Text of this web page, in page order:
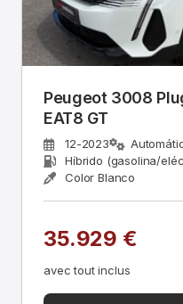
Peugeot 3008
EAT8 GT
12-2023
Híbrido (gasolina/
Color Blanco
35.929 €
avec tout inclus